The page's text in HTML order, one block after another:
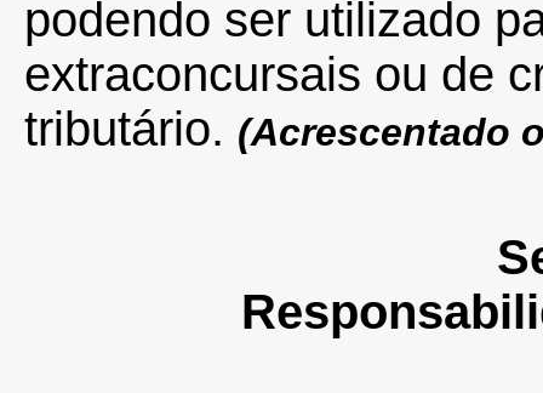
podendo ser utilizado
extraconcursais ou de
tributário. (Acrescentado